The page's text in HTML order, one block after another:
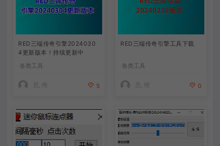
RED三端传奇引擎2024030
4更新版本！持续更新中
各类工具
思, 维 5
RED三端传奇引擎工具下载
各类工具
思, 维 0